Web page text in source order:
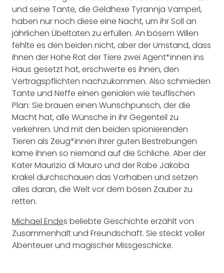
und seine Tante, die Geldhexe Tyrannja Vamperl,
haben nur noch diese eine Nacht, um ihr Soll an
jährlichen Übeltaten zu erfüllen. An bösem Willen
fehlte es den beiden nicht, aber der Umstand, dass
ihnen der Hohe Rat der Tiere zwei Agent*innen ins
Haus gesetzt hat, erschwerte es ihnen, den
Vertragspflichten nachzukommen. Also schmieden
Tante und Neffe einen genialen wie teuflischen
Plan: Sie brauen einen Wunschpunsch, der die
Macht hat, alle Wünsche in ihr Gegenteil zu
verkehren. Und mit den beiden spionierenden
Tieren als Zeug*innen ihrer guten Bestrebungen
käme ihnen so niemand auf die Schliche. Aber der
Kater Maurizio di Mauro und der Rabe Jakoba
Krakel durchschauen das Vorhaben und setzen
alles daran, die Welt vor dem bösen Zauber zu
retten.
Michael Endes beliebte Geschichte erzählt von
Zusammenhalt und Freundschaft. Sie steckt voller
Abenteuer und magischer Missgeschicke.